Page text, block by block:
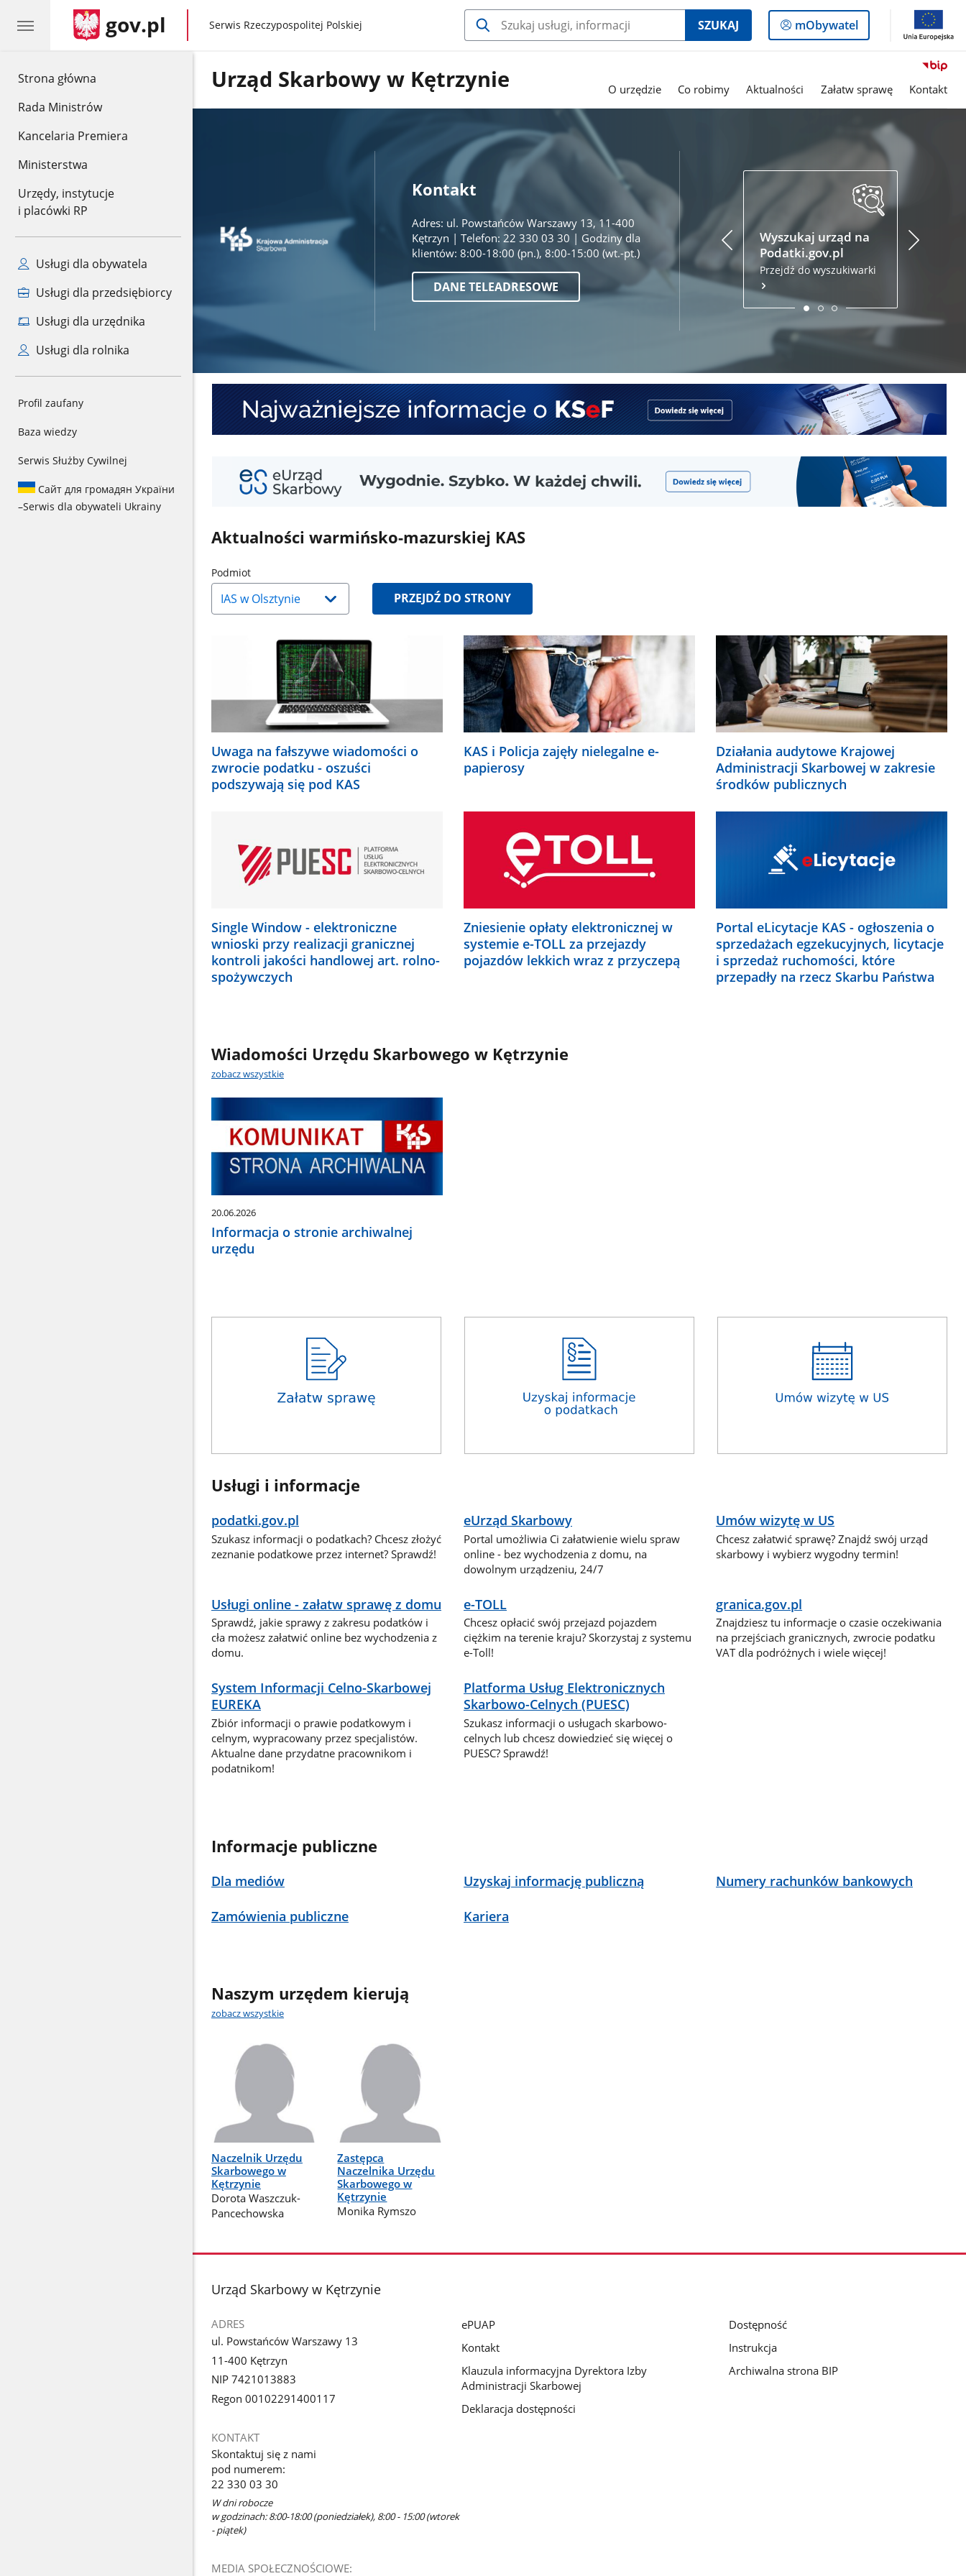
Strona główna
Rada Ministrów
Kancelaria Premiera
Ministerstwa
Urzędy, instytucje
i placówki RP
Usługi dla obywatela
Usługi dla przedsiębiorcy
Usługi dla urzędnika
Usługi dla rolnika
Profil zaufany
Baza wiedzy
Serwis Służby Cywilnej
Сайт для громадян України
–Serwis dla obywateli Ukrainy
gov.pl gov.pl
Serwis Rzeczypospolitej Polskiej SZUKAJ
Logowanie
do
mObywatel
Urząd Skarbowy w Kętrzynie O urzędzie Co robimy Aktualności Załatw sprawę Kontakt
Kontakt
Adres: ul. Powstańców Warszawy 13, 11-400
Kętrzyn | Telefon: 22 330 03 30 | Godziny dla
klientów: 8:00-18:00 (pn.), 8:00-15:00 (wt.-pt.)
DANE TELEADRESOWE
Wyszukaj urząd na
Podatki.gov.pl
Przejdź do wyszukiwarki
1
Aktualności warmińsko-mazurskiej KAS
PodmiotNaciśnij
strzałkę
w
dół,
wybrać
odpowiednią
pozycję.
zaktualizują
PRZEJDŹ DO STRONY
Uwaga na fałszywe wiadomości o
zwrocie podatku - oszuści
podszywają się pod KAS
KAS i Policja zajęły nielegalne e-
papierosy
Działania audytowe Krajowej
Administracji Skarbowej w zakresie
środków publicznych
Single Window - elektroniczne
wnioski przy realizacji granicznej
kontroli jakości handlowej art. rolno-
spożywczych
Zniesienie opłaty elektronicznej w
systemie e-TOLL za przejazdy
pojazdów lekkich wraz z przyczepą
Portal eLicytacje KAS - ogłoszenia o
sprzedażach egzekucyjnych, licytacje
i sprzedaż ruchomości, które
przepadły na rzecz Skarbu Państwa
Wiadomości Urzędu Skarbowego w Kętrzynie
zobacz wszystkie
20.06.2026
Informacja o stronie archiwalnej
urzędu
Usługi i informacje
podatki.gov.pl
Szukasz informacji o podatkach? Chcesz złożyć
zeznanie podatkowe przez internet? Sprawdź!
eUrząd Skarbowy
Portal umożliwia Ci załatwienie wielu spraw
online - bez wychodzenia z domu, na
dowolnym urządzeniu, 24/7
Umów wizytę w US
Chcesz załatwić sprawę? Znajdź swój urząd
skarbowy i wybierz wygodny termin!
Usługi online - załatw sprawę z domu
Sprawdź, jakie sprawy z zakresu podatków i
cła możesz załatwić online bez wychodzenia z
domu.
e-TOLL
Chcesz opłacić swój przejazd pojazdem
ciężkim na terenie kraju? Skorzystaj z systemu
e-Toll!
granica.gov.pl
Znajdziesz tu informacje o czasie oczekiwania
na przejściach granicznych, zwrocie podatku
VAT dla podróżnych i wiele więcej!
System Informacji Celno-Skarbowej
EUREKA
Zbiór informacji o prawie podatkowym i
celnym, wypracowany przez specjalistów.
Aktualne dane przydatne pracownikom i
podatnikom!
Platforma Usług Elektronicznych
Skarbowo-Celnych (PUESC)
Szukasz informacji o usługach skarbowo-
celnych lub chcesz dowiedzieć się więcej o
PUESC? Sprawdź!
Informacje publiczne
Dla mediów Uzyskaj informację publiczną Numery rachunków bankowych
Zamówienia publiczne Kariera
Naszym urzędem kierują
zobacz wszystkie
Naczelnik Urzędu
Skarbowego w
Kętrzynie
Dorota Waszczuk-
Pancechowska
Zastępca
Naczelnika Urzędu
Skarbowego w
Kętrzynie
Monika Rymszo
stopka
Urząd Skarbowy w Kętrzynie
ADRES
ul. Powstańców Warszawy 13
11-400 Kętrzyn
NIP 7421013883
Regon 00102291400117
KONTAKT
Skontaktuj się z nami
pod numerem:
22 330 03 30
W dni robocze
w godzinach: 8:00-18:00 (poniedziałek), 8:00 - 15:00 (wtorek
- piątek)
MEDIA SPOŁECZNOŚCIOWE:
ePUAP
Kontakt
Klauzula informacyjna Dyrektora Izby
Administracji Skarbowej
Deklaracja dostępności
Dostępność
Instrukcja
Archiwalna strona BIP